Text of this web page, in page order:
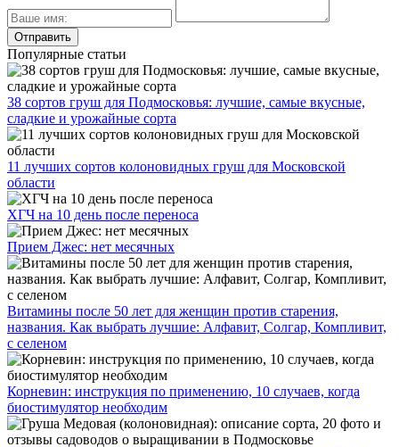
Популярные статьи
38 сортов груш для Подмосковья: лучшие, самые вкусные,
сладкие и урожайные сорта
11 лучших сортов колоновидных груш для Московской
области
ХГЧ на 10 день после переноса
Прием Джес: нет месячных
Витамины после 50 лет для женщин против старения,
названия. Как выбрать лучшие: Алфавит, Солгар, Компливит,
с селеном
Корневин: инструкция по применению, 10 случаев, когда
биостимулятор необходим